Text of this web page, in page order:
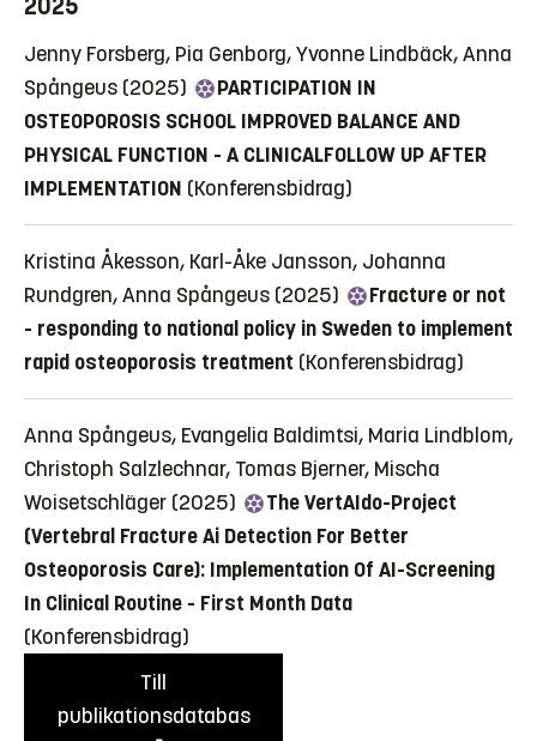
2025
Jenny Forsberg, Pia Genborg, Yvonne Lindbäck, Anna
Spångeus (2025)
PARTICIPATION IN
OSTEOPOROSIS SCHOOL IMPROVED BALANCE AND
PHYSICAL FUNCTION - A CLINICALFOLLOW UP AFTER
IMPLEMENTATION (Konferensbidrag)
Kristina Åkesson, Karl-Åke Jansson, Johanna
Rundgren, Anna Spångeus (2025)
Fracture or not
- responding to national policy in Sweden to implement
rapid osteoporosis treatment (Konferensbidrag)
Anna Spångeus, Evangelia Baldimtsi, Maria Lindblom,
Christoph Salzlechnar, Tomas Bjerner, Mischa
Woisetschläger (2025)
The VertAIdo-Project
(Vertebral Fracture Ai Detection For Better
Osteoporosis Care): Implementation Of AI-Screening
In Clinical Routine - First Month Data
(Konferensbidrag)
Till
publikationsdatabas